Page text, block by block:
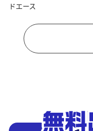
ドエース